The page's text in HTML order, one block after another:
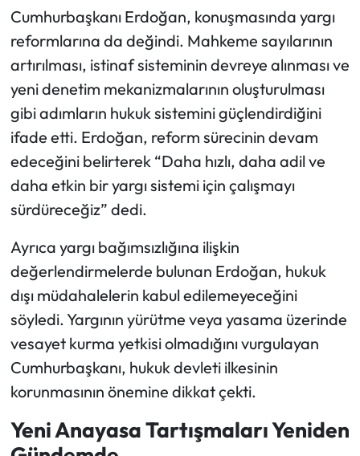
Cumhurbaşkanı Erdoğan, konuşmasında yargı
reformlarına da değindi. Mahkeme sayılarının
artırılması, istinaf sisteminin devreye alınması ve
yeni denetim mekanizmalarının oluşturulması
gibi adımların hukuk sistemini güçlendirdiğini
ifade etti. Erdoğan, reform sürecinin devam
edeceğini belirterek “Daha hızlı, daha adil ve
daha etkin bir yargı sistemi için çalışmayı
sürdüreceğiz” dedi.
Ayrıca yargı bağımsızlığına ilişkin
değerlendirmelerde bulunan Erdoğan, hukuk
dışı müdahalelerin kabul edilemeyeceğini
söyledi. Yargının yürütme veya yasama üzerinde
vesayet kurma yetkisi olmadığını vurgulayan
Cumhurbaşkanı, hukuk devleti ilkesinin
korunmasının önemine dikkat çekti.
Yeni Anayasa Tartışmaları Yeniden